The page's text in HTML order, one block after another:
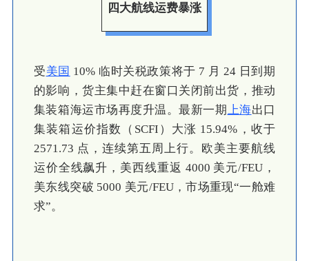
四大航线运费暴涨
受美国 10% 临时关税政策将于 7 月 24 日到期
的影响，货主集中赶在窗口关闭前出货，推动
集装箱海运市场再度升温。最新一期上海出口
集装箱运价指数（SCFI）大涨 15.94%，收于
2571.73 点，连续第五周上行。欧美主要航线
运价全线飙升，美西线重返 4000 美元/FEU，
美东线突破 5000 美元/FEU，市场重现“一舱难
求”。